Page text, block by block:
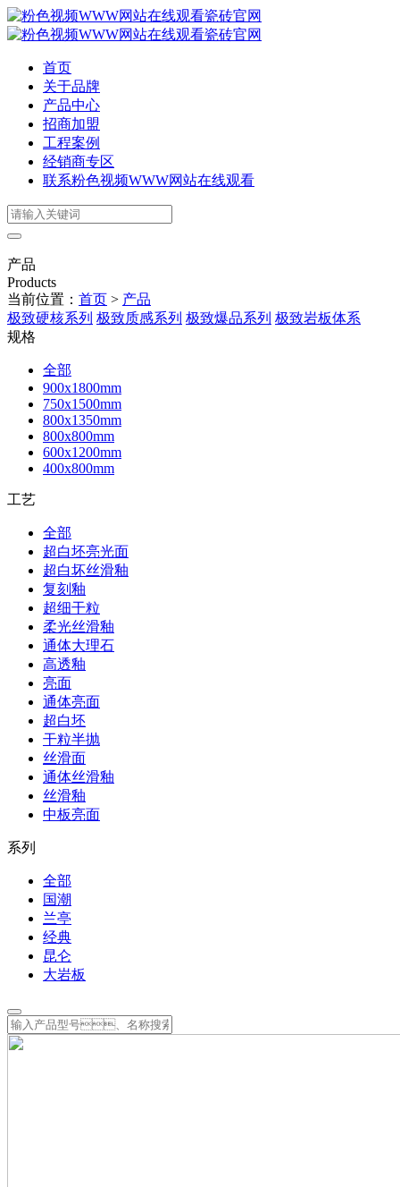
首页
关于品牌
产品中心
招商加盟
工程案例
经销商专区
联系粉色视频WWW网站在线观看
产品
Products
当前位置： 首页 > 产品
极致硬核系列 极致质感系列 极致爆品系列 极致岩板体系
规格
全部
900x1800mm
750x1500mm
800x1350mm
800x800mm
600x1200mm
400x800mm
工艺
全部
超白坯亮光面
超白坏丝滑釉
复刻釉
超细干粒
柔光丝滑釉
通体大理石
高透釉
亮面
通体亮面
超白坯
干粒半抛
丝滑面
通体丝滑釉
丝滑釉
中板亮面
系列
全部
国潮
兰亭
经典
昆仑
大岩板